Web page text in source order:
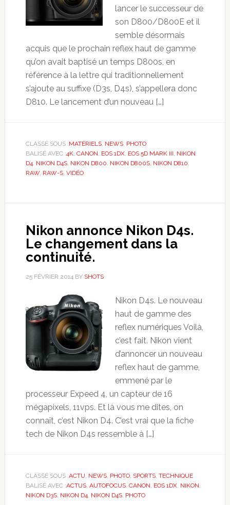
lancer le successeur de
son D800/D800E et il
semble désormais
acquis que le prochain reflex haut de gamme
qu’on avait baptisé un temps D800s, en
référence à la lettre qui traditionnellement
s’ajoute au suffixe (D3s, D4s), s’appellera donc
D810. Le lancement d’un nouveau […]
CLASSÉ SOUS :MATÉRIELS, NEWS, PHOTO
BALISÉ AVEC :4K, CANON EOS 1DX, EOS 5D MARK III NIKON
D4 NIKON D4S, NIKON D800 NIKON D800S, NIKON D810
RAW, RAW-S, VIDÉO
Nikon annonce Nikon D4s.
Le changement dans la
continuité.
25 FÉVRIER 2014 BY SHOTS
Nikon D4s. Le nouveau
haut de gamme des
reflex numériques Voilà,
c’est fait. Nikon vient
d’annoncer un nouveau
reflex haut de gamme,
emmené par le
processeur Expeed 4, un capteur de 16
mégapixels, 11vps. Et là vous me dites, on
connaît, c’est Nikon D4. C’est vrai que la fiche
tech de Nikon D4s ressemble à […]
CLASSÉ SOUS :ACTU NEWS, PHOTO, SPORTS, TECHNIQUE
BALISÉ AVEC :ACTUS, AUTOFOCUS, CANON EOS 1DX, NIKON
NIKON D3S, NIKON D4 NIKON D4S, PHOTO